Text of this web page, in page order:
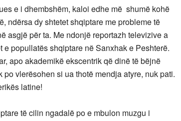
e i dhembshëm, kaloi edhe më shumë kohë
ndërsa dy shtetet shqiptare me probleme të
asgjë për ta. Me ndonjë reportazh televizive a
e popullatës shqiptare në Sanxhak e Peshterë.
apo akademikë ekscentrik që dinë të bëjnë
vlerësohen si ua thotë mendja atyre, nuk pati.
latine!
të cilin ngadalë po e mbulon muzgu i